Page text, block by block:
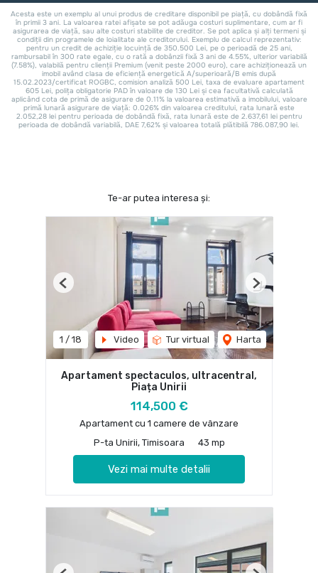
Te-ar putea interesa și:
1 / 18 Video Tur virtual Harta
Previous Next
Apartament spectaculos, ultracentral,
Piața Unirii
114,500 €
Apartament cu 1 camere de vânzare
P-ta Unirii, Timisoara
43 mp
Vezi mai multe detalii